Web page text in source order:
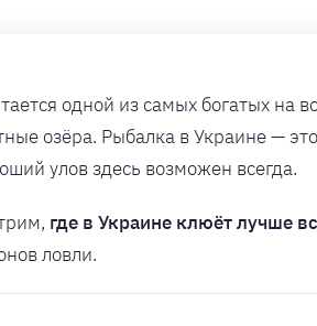
одной из самых богатых
озёра. Рыбалка в Украине —
улов здесь возможен всегда.
где в Украине клюёт лучше
ловли.